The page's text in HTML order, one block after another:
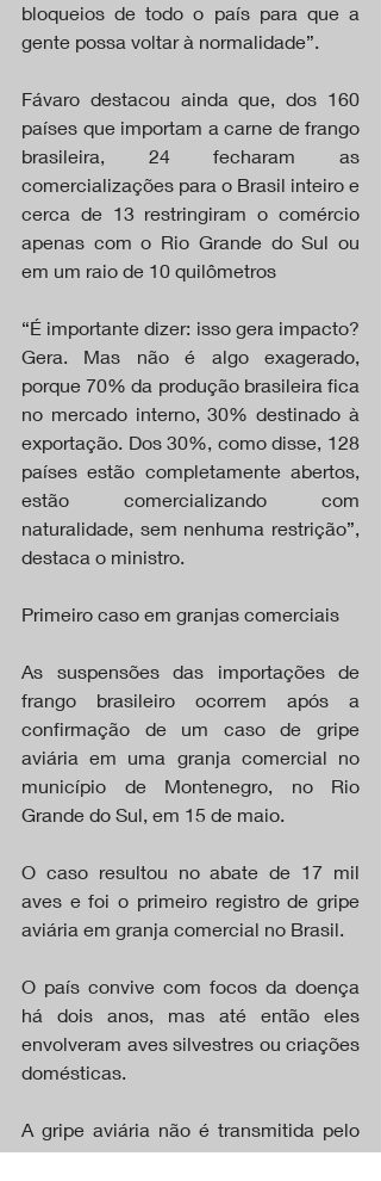
bloqueios de todo o país para que a
gente possa voltar à normalidade”.
Fávaro destacou ainda que, dos 160
países que importam a carne de frango
brasileira, 24 fecharam as
comercializações para o Brasil inteiro e
cerca de 13 restringiram o comércio
apenas com o Rio Grande do Sul ou
em um raio de 10 quilômetros
“É importante dizer: isso gera impacto?
Gera. Mas não é algo exagerado,
porque 70% da produção brasileira fica
no mercado interno, 30% destinado à
exportação. Dos 30%, como disse, 128
países estão completamente abertos,
estão comercializando com
naturalidade, sem nenhuma restrição”,
destaca o ministro.
Primeiro caso em granjas comerciais
As suspensões das importações de
frango brasileiro ocorrem após a
confirmação de um caso de gripe
aviária em uma granja comercial no
município de Montenegro, no Rio
Grande do Sul, em 15 de maio.
O caso resultou no abate de 17 mil
aves e foi o primeiro registro de gripe
aviária em granja comercial no Brasil.
O país convive com focos da doença
há dois anos, mas até então eles
envolveram aves silvestres ou criações
domésticas.
A gripe aviária não é transmitida pelo
consumo de carne de aves e ovos,